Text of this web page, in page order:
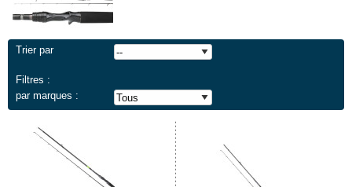
Trier par
Filtres :
par marques :